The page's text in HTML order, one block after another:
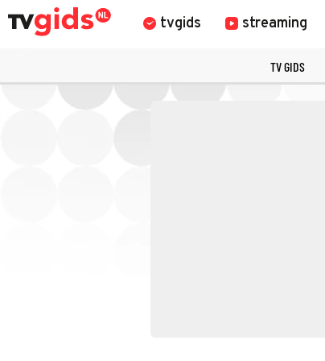
tvgids streaming
TV GIDS